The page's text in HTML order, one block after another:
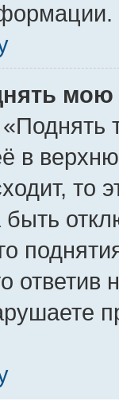
мою
в
то
быть
ответив